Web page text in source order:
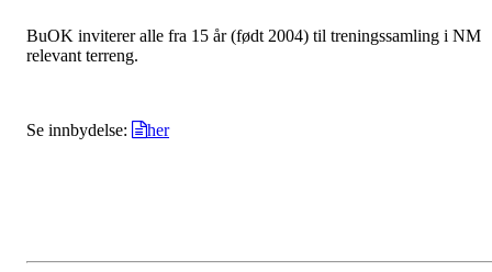
BuOK inviterer alle fra 15 år (født 2004) til treningssamling i NM
relevant terreng.
Se innbydelse: her